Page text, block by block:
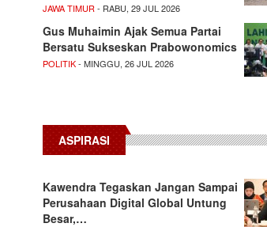
JAWA TIMUR - RABU, 29 JUL 2026
Gus Muhaimin Ajak Semua Partai
Bersatu Sukseskan Prabowonomics
POLITIK- MINGGU, 26 JUL 2026
ASPIRASI
Kawendra Tegaskan Jangan Sampai
Perusahaan Digital Global Untung
Besar,…